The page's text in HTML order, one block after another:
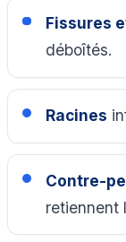
Fissures
déboîtés.
Racines
Contre-
retiennent